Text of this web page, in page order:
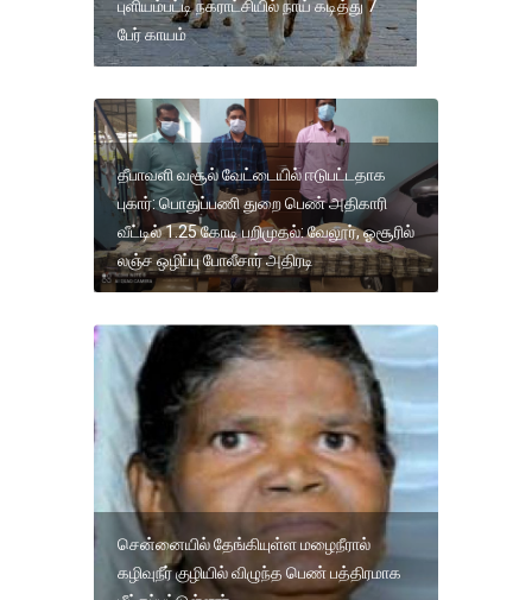
புளியம்பட்டி நகராட்சியில் நாய் கடித்து 7
பேர் காயம்
தீபாவளி வசூல் வேட்டையில் ஈடுபட்டதாக
புகார்: பொதுப்பணி துறை பெண் அதிகாரி
வீட்டில் 1.25 கோடி பறிமுதல்: வேலூர், ஓசூரில்
லஞ்ச ஒழிப்பு போலீசார் அதிரடி
சென்னையில் தேங்கியுள்ள மழைநீரால்
கழிவுநீர் குழியில் விழுந்த பெண் பத்திரமாக